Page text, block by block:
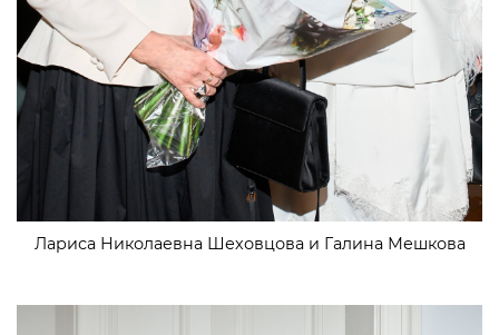
Лариса Николаевна Шеховцова и Галина Мешкова